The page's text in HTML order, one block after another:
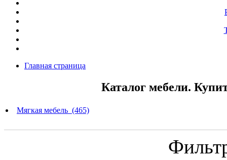
Главная страница
Каталог мебели.
Мягкая мебель (465)